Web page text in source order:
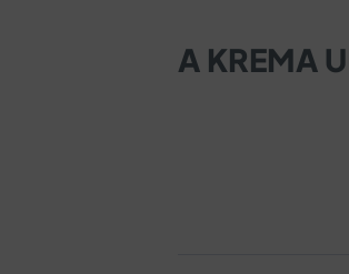
DNEVNA KREMA U